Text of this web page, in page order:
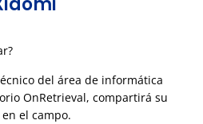
del área de informática
OnRetrieval, compartirá su
el campo.